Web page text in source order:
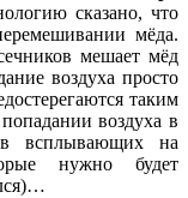
сказано, что
мёда.
мешает мёд
воздуха просто
таким
воздуха в
всплывающих на
нужно будет